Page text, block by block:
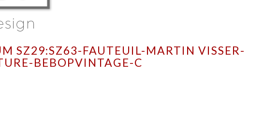
SZ29:SZ63-FAUTEUIL-MARTIN VISSER-
BEBOPVINTAGE-C